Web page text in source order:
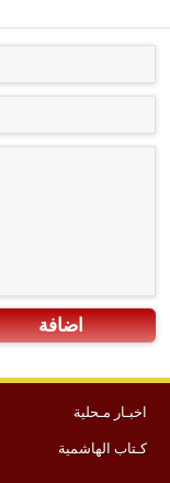
اضافة
اخبـار مـحلية
كـتاب الهاشمية